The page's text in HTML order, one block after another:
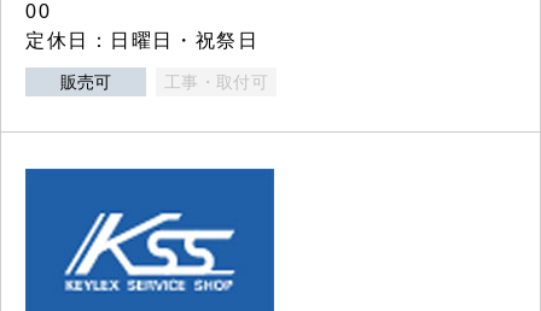
00
定休日：日曜日・祝祭日
販売可 工事・取付可